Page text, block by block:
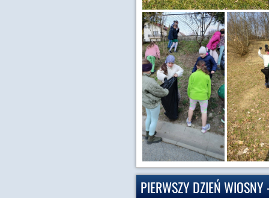
PIERWSZY DZIEŃ